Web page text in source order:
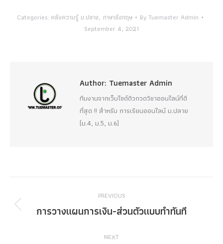
Categories: คลังความรู้ ม.ปลาย, ภาษาอังกฤษ ByTuemaster Admin
September 4, 2021
Author: Tuemaster Admin
ทีมงานจากเว็บไซต์ติวกวดวิชาออนไลน์ที่ดี
ที่สุด !! สำหรับ การเรียนออนไลน์ ม.ปลาย
(ม.4, ม.5, ม.6)
navigation
PREVIOUS
Previous
การวางแผนการเงิน-ส่วนตัวแบบทำทันที
NEXT